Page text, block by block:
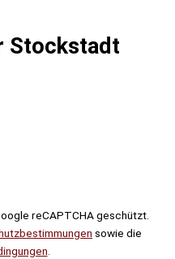
Stockstadt
reCAPTCHA geschützt.
sowie die